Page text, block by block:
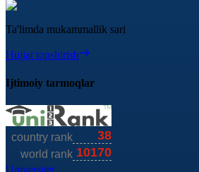
Ta'limda mukammallik sari
Hujjat topshirish
Ijtimoiy tarmoqlar
Universitet